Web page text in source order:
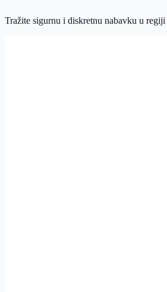
Tražite sigurnu i diskretnu nabavku u regiji